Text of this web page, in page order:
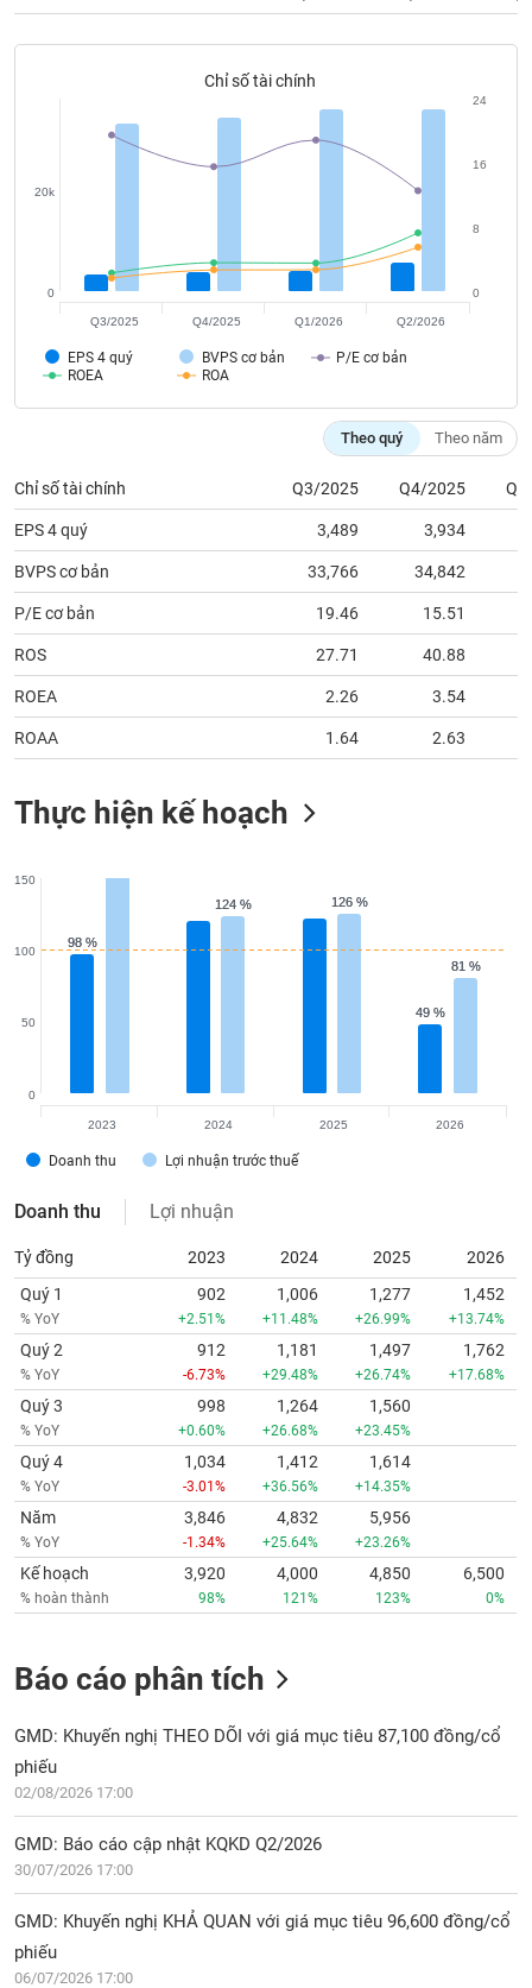
Chỉ số tài chính
EPS 4 quý BVPS cơ bản
P/E cơ bản
ROEA
ROA
0
20k
0
8
16
24
Q3/2025 Q4/2025 Q1/2026 Q2/2026
Theo quý Theo năm
Chỉ số tài chính Q3/2025 Q4/2025
EPS 4 quý 3,489 3,934
BVPS cơ bản 33,766 34,842
P/E cơ bản 19.46 15.51
ROS 27.71 40.88
ROEA 2.26 3.54
ROAA 1.64 2.63
Thực hiện kế hoạch
98 %
98 %
49 %
49 %
124 %
124 % 126 %
126 %
81 %
81 %
Doanh thu Lợi nhuận trước thuế
0
50
100
150
2023 2024 2025 2026
Doanh thu Lợi nhuận
Tỷ đồng 2023 2024 2025
2026
Quý 1
% YoY
902
+2.51%
1,006
+11.48%
1,277
+26.99%
1,452
+13.74%
Quý 2
% YoY
912
-6.73%
1,181
+29.48%
1,497
+26.74%
1,762
+17.68%
Quý 3
% YoY
998
+0.60%
1,264
+26.68%
1,560
+23.45%
Quý 4
% YoY
1,034
-3.01%
1,412
+36.56%
1,614
+14.35%
Năm
% YoY
3,846
-1.34%
4,832
+25.64%
5,956
+23.26%
Kế hoạch
% hoàn thành
3,920
98%
4,000
121%
4,850
123%
6,500
0%
Báo cáo phân tích
GMD: Khuyến nghị THEO DÕI với giá mục tiêu 87,100 đồng/cổ
phiếu
02/08/2026 17:00
GMD: Báo cáo cập nhật KQKD Q2/2026
30/07/2026 17:00
GMD: Khuyến nghị KHẢ QUAN với giá mục tiêu 96,600 đồng/cổ
phiếu
06/07/2026 17:00